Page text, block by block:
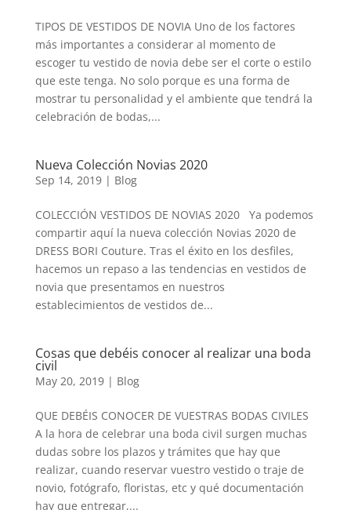
TIPOS DE VESTIDOS DE NOVIA Uno de los factores
más importantes a considerar al momento de
escoger tu vestido de novia debe ser el corte o estilo
que este tenga. No solo porque es una forma de
mostrar tu personalidad y el ambiente que tendrá la
celebración de bodas,...
Nueva Colección Novias 2020
Sep 14, 2019| Blog
COLECCIÓN VESTIDOS DE NOVIAS 2020 Ya podemos
compartir aquí la nueva colección Novias 2020 de
DRESS BORI Couture. Tras el éxito en los desfiles,
hacemos un repaso a las tendencias en vestidos de
novia que presentamos en nuestros
establecimientos de vestidos de...
Cosas que debéis conocer al realizar una boda
civil
May 20, 2019| Blog
QUE DEBÉIS CONOCER DE VUESTRAS BODAS CIVILES
A la hora de celebrar una boda civil surgen muchas
dudas sobre los plazos y trámites que hay que
realizar, cuando reservar vuestro vestido o traje de
novio, fotógrafo, floristas, etc y qué documentación
hay que entregar,...